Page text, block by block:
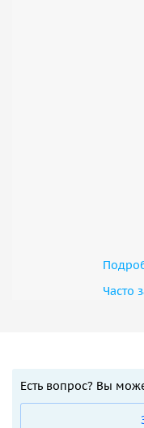
Часто
Есть вопрос? Вы